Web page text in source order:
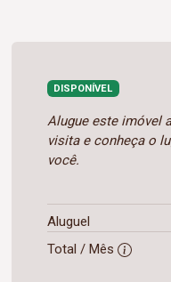
DISPONÍVEL
Alugue este imóvel
visita e conheça o
você.
Aluguel
Total / Mês